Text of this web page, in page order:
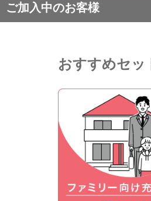
ご加入中のお客様
おすすめセッ